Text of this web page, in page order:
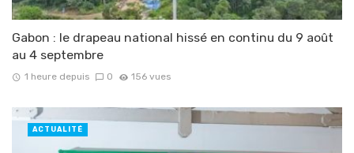
Gabon : le drapeau national hissé en continu du 9 août
au 4 septembre
1 heure depuis 0 156 vues
ACTUALITÉ